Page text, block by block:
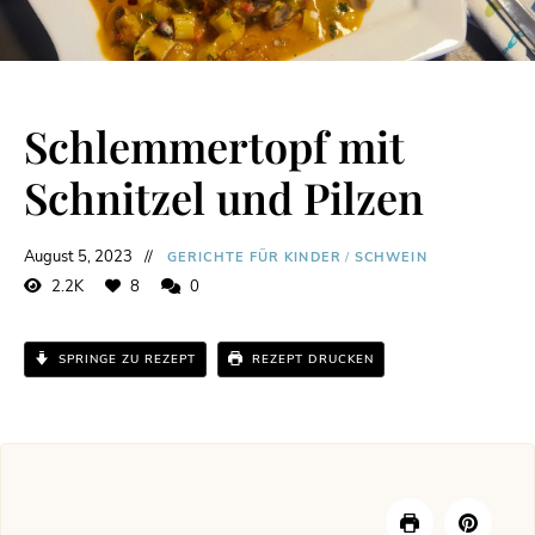
Schlemmertopf mit
Schnitzel und Pilzen
August 5, 2023 GERICHTE FÜR KINDER / SCHWEIN
2.2K 8 0
SPRINGE ZU REZEPT REZEPT DRUCKEN